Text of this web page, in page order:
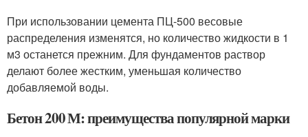
При использовании цемента ПЦ-500 весовые
распределения изменятся, но количество жидкости в 1
м3 останется прежним. Для фундаментов раствор
делают более жестким, уменьшая количество
добавляемой воды.
Бетон 200 М: преимущества популярной марки